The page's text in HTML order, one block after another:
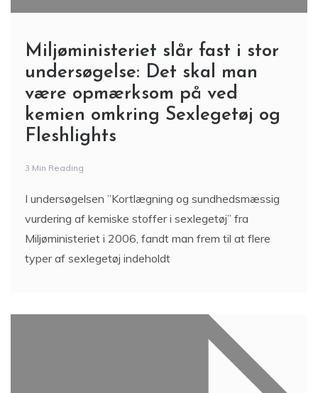
Miljøministeriet slår fast i stor
undersøgelse: Det skal man
være opmærksom på ved
kemien omkring Sexlegetøj og
Fleshlights
3 Min Reading
I undersøgelsen ”Kortlægning og sundhedsmæssig
vurdering af kemiske stoffer i sexlegetøj” fra
Miljøministeriet i 2006, fandt man frem til at flere
typer af sexlegetøj indeholdt